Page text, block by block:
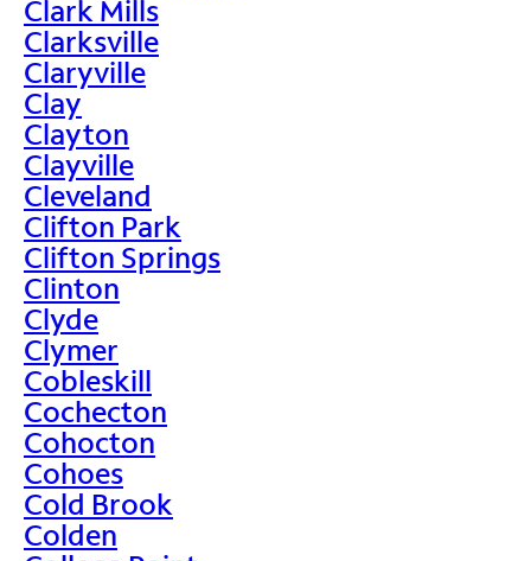
Clark Mills
Clarksville
Claryville
Clay
Clayton
Clayville
Cleveland
Clifton Park
Clifton Springs
Clinton
Clyde
Clymer
Cobleskill
Cochecton
Cohocton
Cohoes
Cold Brook
Colden